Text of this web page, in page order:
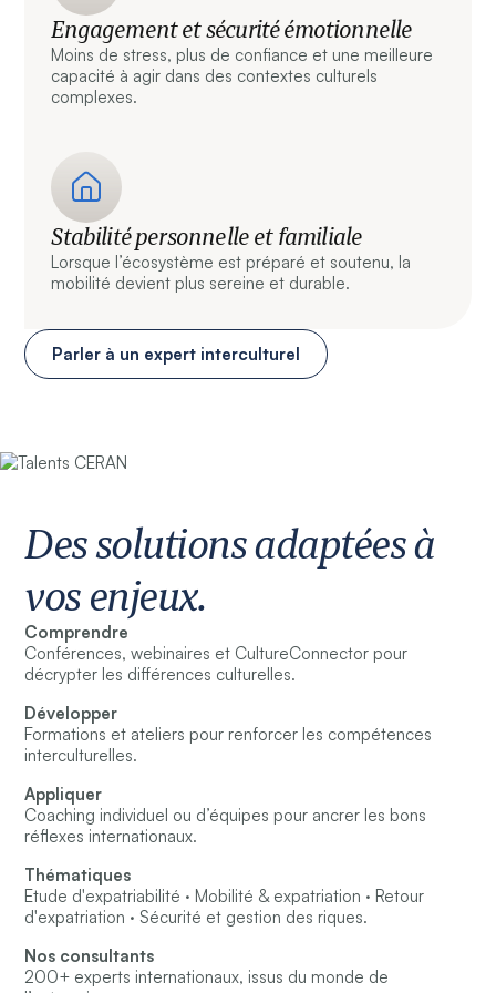
Engagement et sécurité émotionnelle
Moins de stress, plus de confiance et une meilleure
capacité à agir dans des contextes culturels
complexes.
Stabilité personnelle et familiale
Lorsque l’écosystème est préparé et soutenu, la
mobilité devient plus sereine et durable.
Parler à un expert interculturel
Des solutions adaptées à
vos enjeux.
Comprendre
Conférences, webinaires et CultureConnector pour
décrypter les différences culturelles.
Développer
Formations et ateliers pour renforcer les compétences
interculturelles.
Appliquer
Coaching individuel ou d’équipes pour ancrer les bons
réflexes internationaux.
Thématiques
Etude d'expatriabilité · Mobilité & expatriation · Retour
d'expatriation · Sécurité et gestion des riques.
Nos consultants
200+ experts internationaux, issus du monde de